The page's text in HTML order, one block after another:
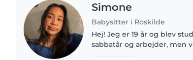
Simone
Babysitter i Roskilde
Hej! Jeg er 19 år og blev
sabbatår og arbejder, men